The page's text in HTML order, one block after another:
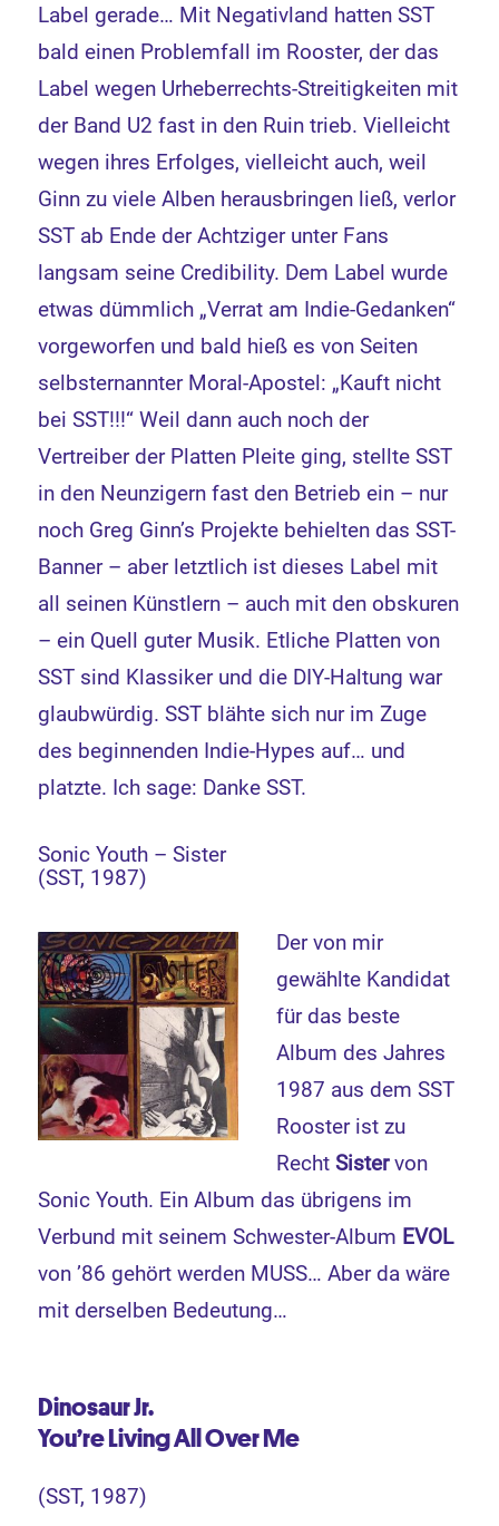
Label gerade… Mit Negativland hatten SST
bald einen Problemfall im Rooster, der das
Label wegen Urheberrechts-Streitigkeiten mit
der Band U2 fast in den Ruin trieb. Vielleicht
wegen ihres Erfolges, vielleicht auch, weil
Ginn zu viele Alben herausbringen ließ, verlor
SST ab Ende der Achtziger unter Fans
langsam seine Credibility. Dem Label wurde
etwas dümmlich „Verrat am Indie-Gedanken“
vorgeworfen und bald hieß es von Seiten
selbsternannter Moral-Apostel: „Kauft nicht
bei SST!!!“ Weil dann auch noch der
Vertreiber der Platten Pleite ging, stellte SST
in den Neunzigern fast den Betrieb ein – nur
noch Greg Ginn’s Projekte behielten das SST-
Banner – aber letztlich ist dieses Label mit
all seinen Künstlern – auch mit den obskuren
– ein Quell guter Musik. Etliche Platten von
SST sind Klassiker und die DIY-Haltung war
glaubwürdig. SST blähte sich nur im Zuge
des beginnenden Indie-Hypes auf… und
platzte. Ich sage: Danke SST.
Sonic Youth – Sister
(SST, 1987)
Der von mir
gewählte Kandidat
für das beste
Album des Jahres
1987 aus dem SST
Rooster ist zu
RechtSistervon
Sonic Youth. Ein Album das übrigens im
Verbund mit seinem Schwester-Album EVOL
von ’86 gehört werden MUSS… Aber da wäre
mit derselben Bedeutung…
Dinosaur Jr.
You’re Living All Over Me
(SST, 1987)